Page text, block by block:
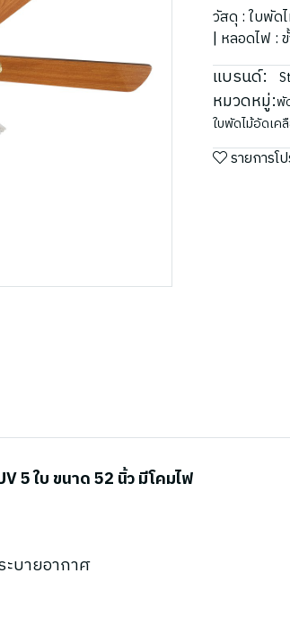
วัสดุ : ใบพัด
| หลอดไฟ :
แบรนด์:
หมวดหมู่:พั
ใบพัดไม้อัดเค
รายการโ
5 ใบ ขนาด 52 นิ้ว มีโคมไฟ
ะบายอากาศ